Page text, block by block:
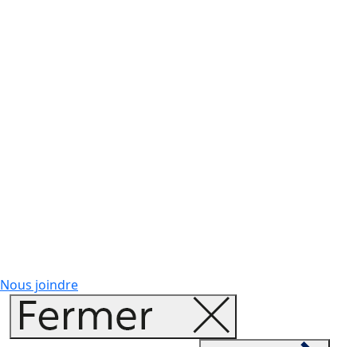
Nous joindre